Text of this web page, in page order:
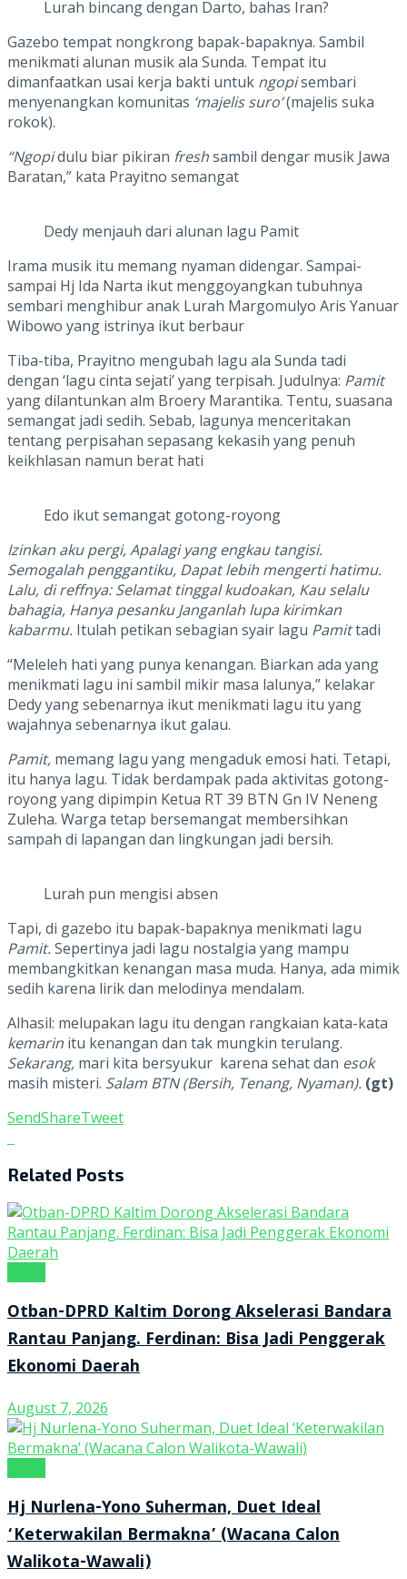
Lurah bincang dengan Darto, bahas Iran?
Gazebo tempat nongkrong bapak-bapaknya. Sambil
menikmati alunan musik ala Sunda. Tempat itu
dimanfaatkan usai kerja bakti untuk ngopisembari
menyenangkan komunitas ‘majelis suro’(majelis suka
rokok).
“Ngopidulu biar pikiran freshsambil dengar musik Jawa
Baratan,” kata Prayitno semangat
Dedy menjauh dari alunan lagu Pamit
Irama musik itu memang nyaman didengar. Sampai-
sampai Hj Ida Narta ikut menggoyangkan tubuhnya
sembari menghibur anak Lurah Margomulyo Aris Yanuar
Wibowo yang istrinya ikut berbaur
Tiba-tiba, Prayitno mengubah lagu ala Sunda tadi
dengan ‘lagu cinta sejati’ yang terpisah. Judulnya: Pamit
yang dilantunkan alm Broery Marantika. Tentu, suasana
semangat jadi sedih. Sebab, lagunya menceritakan
tentang perpisahan sepasang kekasih yang penuh
keikhlasan namun berat hati
Edo ikut semangat gotong-royong
Izinkan aku pergi, Apalagi yang engkau tangisi.
Semogalah penggantiku, Dapat lebih mengerti hatimu.
Lalu, di reffnya: Selamat tinggal kudoakan, Kau selalu
bahagia, Hanya pesanku Janganlah lupa kirimkan
kabarmu. Itulah petikan sebagian syair lagu Pamittadi
“Meleleh hati yang punya kenangan. Biarkan ada yang
menikmati lagu ini sambil mikir masa lalunya,” kelakar
Dedy yang sebenarnya ikut menikmati lagu itu yang
wajahnya sebenarnya ikut galau.
Pamit, memang lagu yang mengaduk emosi hati. Tetapi,
itu hanya lagu. Tidak berdampak pada aktivitas gotong-
royong yang dipimpin Ketua RT 39 BTN Gn IV Neneng
Zuleha. Warga tetap bersemangat membersihkan
sampah di lapangan dan lingkungan jadi bersih.
Lurah pun mengisi absen
Tapi, di gazebo itu bapak-bapaknya menikmati lagu
Pamit.Sepertinya jadi lagu nostalgia yang mampu
membangkitkan kenangan masa muda. Hanya, ada mimik
sedih karena lirik dan melodinya mendalam.
Alhasil: melupakan lagu itu dengan rangkaian kata-kata
kemarin itu kenangan dan tak mungkin terulang.
Sekarang, mari kita bersyukur karena sehat dan esok
masih misteri. Salam BTN (Bersih, Tenang, Nyaman). (gt)
SendShareTweet
Related Posts
Otban-DPRD Kaltim Dorong Akselerasi Bandara
Rantau Panjang. Ferdinan: Bisa Jadi Penggerak
Ekonomi Daerah
August 7, 2026
Hj Nurlena-Yono Suherman, Duet Ideal
‘Keterwakilan Bermakna’ (Wacana Calon
Walikota-Wawali)